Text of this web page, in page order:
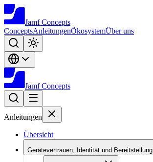
Jamf Concepts
ConceptsAnleitungenÖkosystemÜber uns
Jamf Concepts
Anleitungen
Übersicht
Gerätevertrauen, Identität und Bereitstellung